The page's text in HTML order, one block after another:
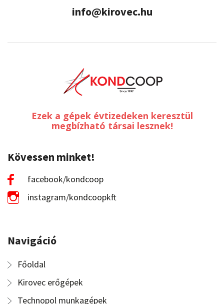
info@kirovec.hu
Ezek a gépek évtizedeken keresztül
megbízható társai lesznek!
Kövessen minket!
facebook/kondcoop
instagram/kondcoopkft
Navigáció
Főoldal
Kirovec erőgépek
Technopol munkagépek